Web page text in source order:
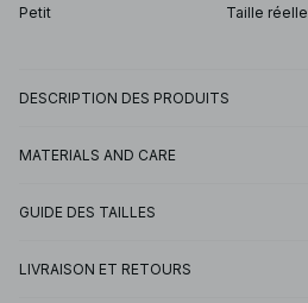
Petit Taille réelle
DESCRIPTION DES PRODUITS
MATERIALS AND CARE
GUIDE DES TAILLES
LIVRAISON ET RETOURS